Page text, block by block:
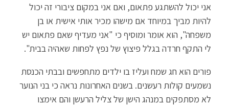
אני יכול להשתגע פתאום, ואם אני במקום ציבורי זה יכול
להיות מביך במיוחד אם מישהו מכיר אותי אישית או בן
משפחה", הוא אומר ומוסיף כי "אני מעדיף שאם פתאום יש
לי התקף חרדה בגלל פיצוץ של נפץ לפחות שאהיה בבית".
פורים הוא חג שמח ועליז בו ילדים מתחפשים ובבתי הכנסת
נשמעים קולות רעשנים. בשנים האחרונות נראה כי בני הנוער
לא מסתפקים במנהג הישן של צליל הרעשן והם אימצו